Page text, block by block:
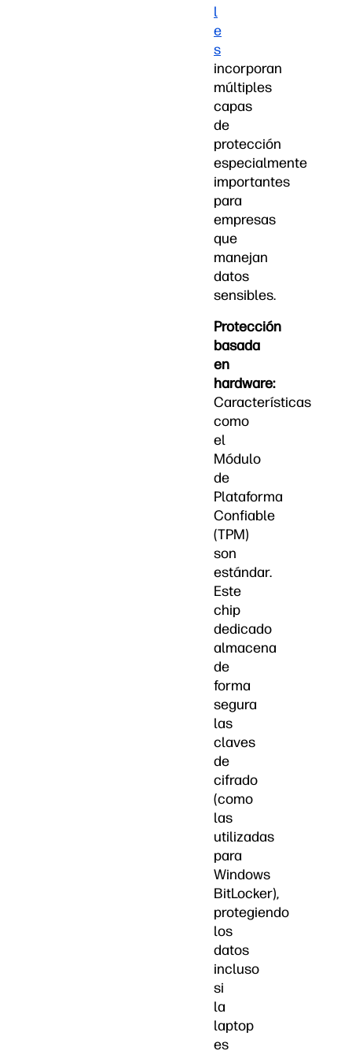
l
e
s
incorporan
múltiples
capas
de
protección
especialmente
importantes
para
empresas
que
manejan
datos
sensibles.
Protección
basada
en
hardware:
Características
como
el
Módulo
de
Plataforma
Confiable
(TPM)
son
estándar.
Este
chip
dedicado
almacena
de
forma
segura
las
claves
de
cifrado
(como
las
utilizadas
para
Windows
BitLocker),
protegiendo
los
datos
incluso
si
la
laptop
es